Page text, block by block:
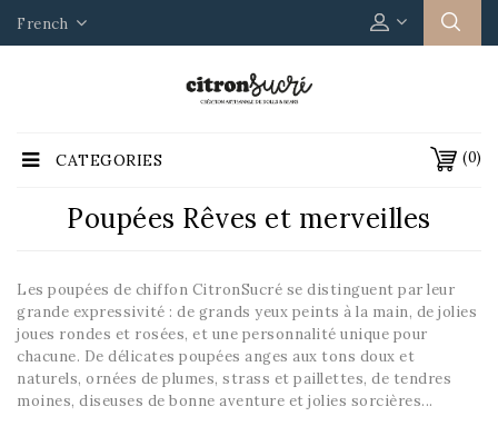
French
(0)
CATEGORIES
Poupées Rêves et merveilles
Les poupées de chiffon CitronSucré se distinguent par leur
grande expressivité : de grands yeux peints à la main, de jolies
joues rondes et rosées, et une personnalité unique pour
chacune. De délicates poupées anges aux tons doux et
naturels, ornées de plumes, strass et paillettes, de tendres
moines, diseuses de bonne aventure et jolies sorcières...